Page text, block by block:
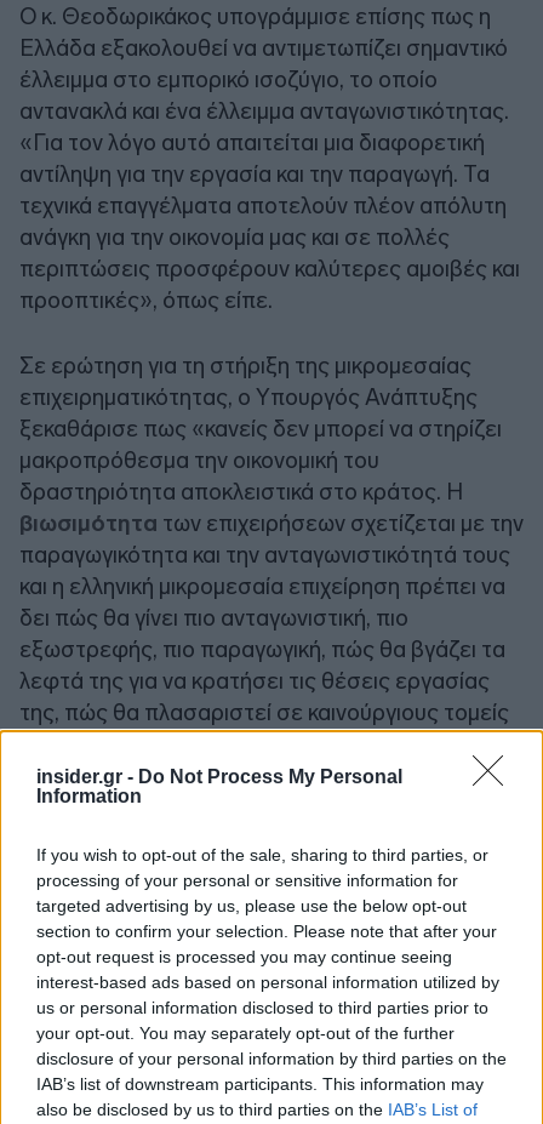
insider.gr - Do Not Process My Personal
Information
If you wish to opt-out of the sale, sharing to third parties, or
processing of your personal or sensitive information for
targeted advertising by us, please use the below opt-out
section to confirm your selection. Please note that after your
opt-out request is processed you may continue seeing
interest-based ads based on personal information utilized by
us or personal information disclosed to third parties prior to
your opt-out. You may separately opt-out of the further
disclosure of your personal information by third parties on the
IAB’s list of downstream participants. This information may
also be disclosed by us to third parties on the IAB’s List of
Ο κ. Θεοδωρικάκος υπογράμμισε επίσης πως η
Ελλάδα εξακολουθεί να αντιμετωπίζει σημαντικό
έλλειμμα στο εμπορικό ισοζύγιο, το οποίο
αντανακλά και ένα έλλειμμα ανταγωνιστικότητας.
«Για τον λόγο αυτό απαιτείται μια διαφορετική
αντίληψη για την εργασία και την παραγωγή. Τα
τεχνικά επαγγέλματα αποτελούν πλέον απόλυτη
ανάγκη για την οικονομία μας και σε πολλές
περιπτώσεις προσφέρουν καλύτερες αμοιβές και
προοπτικές», όπως είπε.
Σε ερώτηση για τη στήριξη της μικρομεσαίας
επιχειρηματικότητας, ο Υπουργός Ανάπτυξης
ξεκαθάρισε πως «κανείς δεν μπορεί να στηρίζει
μακροπρόθεσμα την οικονομική του
δραστηριότητα αποκλειστικά στο κράτος. Η
βιωσιμότητα των επιχειρήσεων σχετίζεται με την
παραγωγικότητα και την ανταγωνιστικότητά τους
και η ελληνική μικρομεσαία επιχείρηση πρέπει να
δει πώς θα γίνει πιο ανταγωνιστική, πιο
εξωστρεφής, πιο παραγωγική, πώς θα βγάζει τα
λεφτά της για να κρατήσει τις θέσεις εργασίας
της, πώς θα πλασαριστεί σε καινούργιους τομείς
δυναμική».
ναυπηγική βιομηχανία , στην οποία ρίχνουμε
πολύ μεγάλο βάρος για να συμβάλλουμε σε μια
δυναμική ανάπτυξη. Είμαστε η ισχυρότερη
ναυτιλιακή δύναμη στον πλανήτη και πρέπει να
έχουμε ισχύ στον τομέα της ναυπηγοβιομηχανίας
και της ναυπηγοεπισκευής. Γύρω από τα
ναυπηγεία χτίζονται και είναι απαραίτητες
εκατοντάδες μικρομεσαίες επιχειρήσεις που